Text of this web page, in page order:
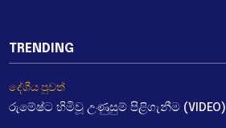
TRENDING
දේශීය පුවත්
රුමේෂ්ට හිමිවූ උණුසුම් පිළිගැනීම (VIDEO)